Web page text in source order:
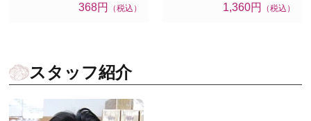
368円
（税込）
1,360円
（税込）
スタッフ紹介